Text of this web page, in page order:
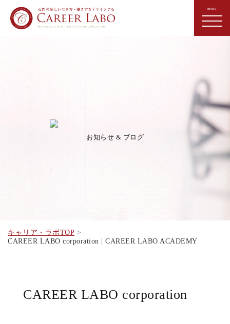
お知らせ & ブログ
キャリア・ラボTOP
CAREER LABO corporation | CAREER LABO ACADEMY
CAREER LABO corporation